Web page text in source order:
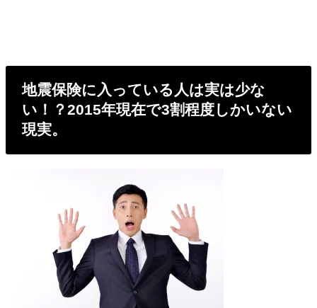
地震保険に入っている人は実は少な
い！？2015年現在で3割程度しかいない
現実。